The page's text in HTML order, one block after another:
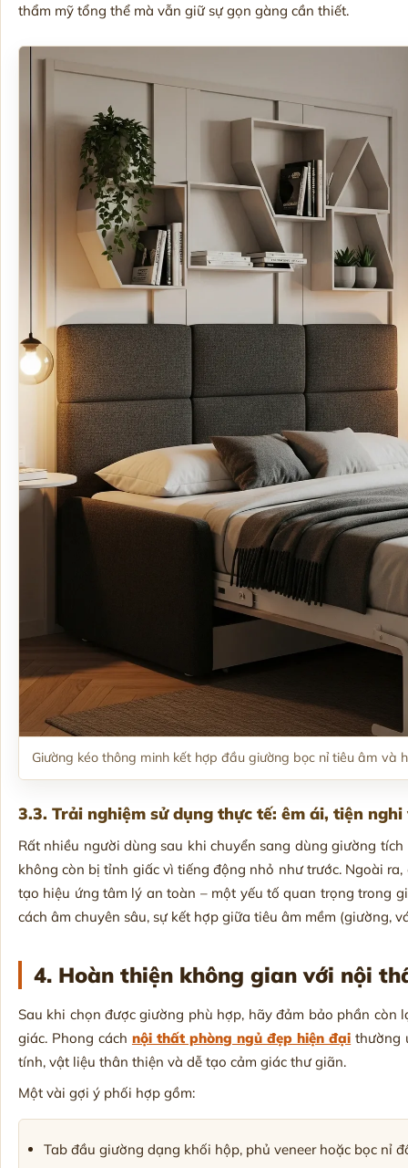
thẩm mỹ tổng thể mà vẫn giữ sự gọn gàng cần thiết.
Giường kéo thông minh kết hợp đầu giường bọc nỉ tiêu âm và
3.3. Trải nghiệm sử dụng thực tế: êm ái, tiện
Rất nhiều người dùng sau khi chuyển sang dùng giường
không còn bị tỉnh giấc vì tiếng động nhỏ như trước. Ngoài
tạo hiệu ứng tâm lý an toàn – một yếu tố quan trọng trong
cách âm chuyên sâu, sự kết hợp giữa tiêu âm mềm (giường,
4. Hoàn thiện không gian với nội
Sau khi chọn được giường phù hợp, hãy đảm bảo phần còn
giác. Phong cách nội thất phòng ngủ đẹp hiện đại thường
tính, vật liệu thân thiện và dễ tạo cảm giác thư giãn.
Một vài gợi ý phối hợp gồm:
Tab đầu giường dạng khối hộp, phủ veneer hoặc bọc nỉ